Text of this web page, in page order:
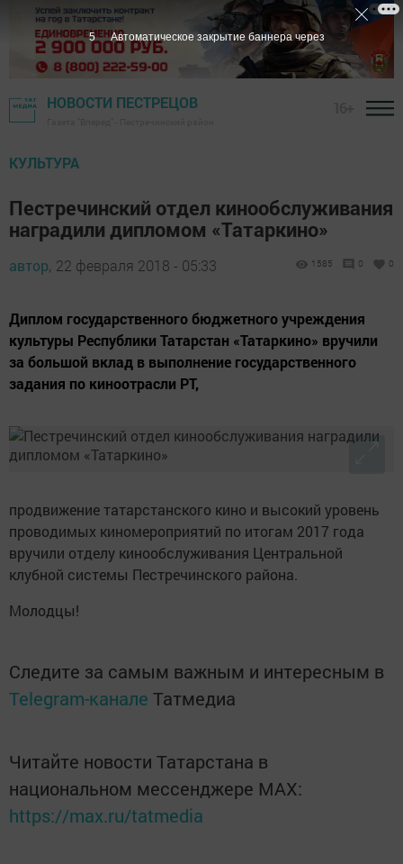
НОВОСТИ ПЕСТРЕЦОВ
КУЛЬТУРА
Пестречинский отдел кинообслуживания
наградили дипломом «Татаркино»
автор, 22 февраля 2018 - 05:33 1585 0 0
Диплом государственного бюджетного учреждения
культуры Республики Татарстан «Татаркино» вручили
за большой вклад в выполнение государственного
задания по киноотрасли РТ,
продвижение татарстанского кино и высокий уровень
проводимых киномероприятий по итогам 2017 года
вручили отделу кинообслуживания Центральной
клубной системы Пестречинского района.
Молодцы!
Следите за самым важным и интересным в
Telegram-канале Татмедиа
Читайте новости Татарстана в
национальном мессенджере MАХ:
https://max.ru/tatmedia
5 Автоматическое закрытие баннера через